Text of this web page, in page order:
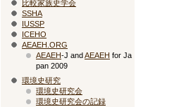
比較家族史学会
SSHA
IUSSP
ICEHO
AEAEH.ORG
AEAEH-J andAEAEH for Ja
pan 2009
環境史研究
環境史研究会
環境史研究会の記録